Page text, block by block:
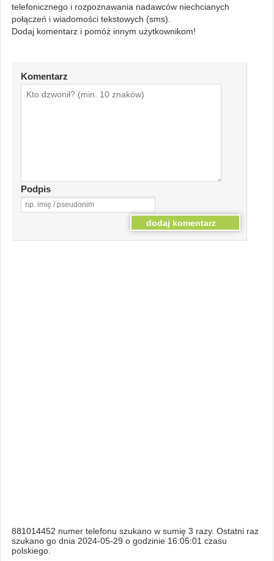
telefonicznego i rozpoznawania nadawców niechcianych
połączeń i wiadomości tekstowych (sms).
Dodaj komentarz i pomóż innym użytkownikom!
Komentarz
Podpis
881014452 numer telefonu szukano w sumię 3 razy. Ostatni raz
szukano go dnia 2024-05-29 o godzinie 16:05:01 czasu
polskiego.